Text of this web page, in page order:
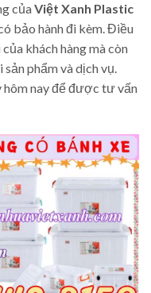
củaViệt Xanh Plastic
bảo hành đi kèm. Điều
khách hàng mà còn
phẩm và dịch vụ.
hôm nay để được tư vấn